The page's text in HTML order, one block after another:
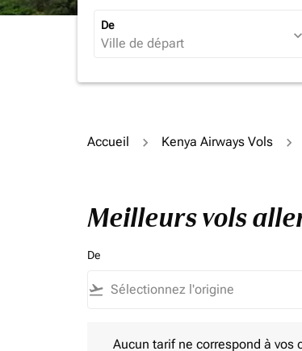
De
expand_more
Accueil Kenya Airways Vols
Meilleurs vols
De
flight_takeoff
Aucun tarif ne correspond à